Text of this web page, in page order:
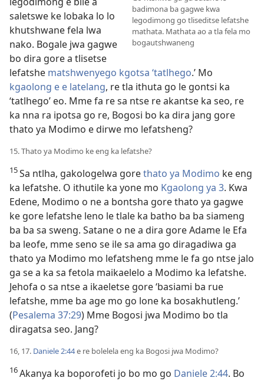
badimona ba gagwe kwa
legodimong go tliseditse lefatshe
mathata. Mathata ao a tla fela mo
bogautshwaneng
saletswe ke lobaka lo lo
khutshwane fela lwa
nako. Bogale jwa gagwe
bo dira gore a tlisetse
lefatshe matshwenyego kgotsa ‘tatlhego.’ Mo
kgaolong e e latelang, re tla ithuta go le gontsi ka
‘tatlhego’ eo. Mme fa re sa ntse re akantse ka seo, re
ka nna ra ipotsa go re, Bogosi bo ka dira jang gore
thato ya Modimo e dirwe mo lefatsheng?
15. Thato ya Modimo ke eng ka lefatshe?
15Sa ntlha, gakologelwa gorethato ya Modimo ke eng
ka lefatshe. O ithutile ka yone mo Kgaolong ya 3. Kwa
Edene, Modimo o ne a bontsha gore thato ya gagwe
ke gore lefatshe leno le tlale ka batho ba ba siameng
ba ba sa sweng. Satane o ne a dira gore Adame le Efa
ba leofe, mme seno se ile sa ama go diragadiwa ga
thato ya Modimo mo lefatsheng mme le fa go ntse jalo
ga se a ka sa fetola maikaelelo a Modimo ka lefatshe.
Jehofa o sa ntse a ikaeletse gore ‘basiami ba rue
lefatshe, mme ba age mo go lone ka bosakhutleng.’
(Pesalema 37:29) Mme Bogosi jwa Modimo bo tla
diragatsa seo. Jang?
16, 17. Daniele 2:44e re bolelela eng ka Bogosi jwa Modimo?
16Akanya ka boporofeti jo bo mo go Daniele 2:44. Bo